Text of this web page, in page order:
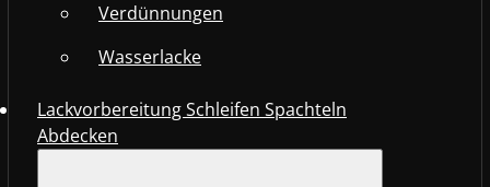
Verdünnungen
Wasserlacke
Lackvorbereitung Schleifen Spachteln
Abdecken